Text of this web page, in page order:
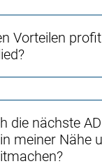
Vorteilen
die nächste
meiner Nähe